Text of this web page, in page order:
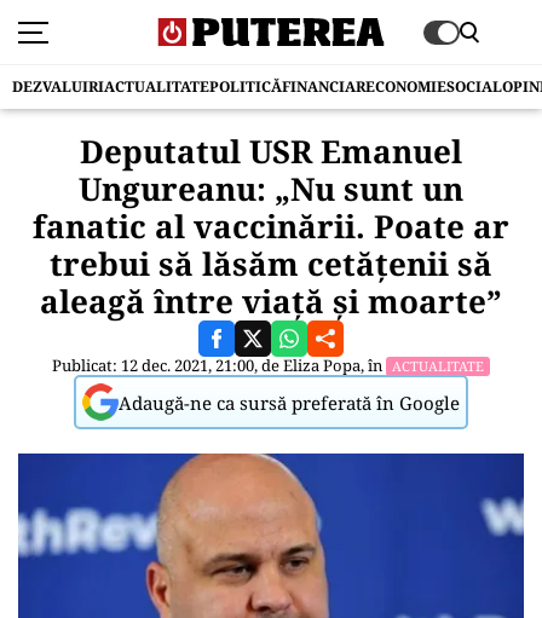
DEZVALUIRIACTUALITATEPOLITICĂFINANCIARECONOMIESOCIAL
Deputatul USR Emanuel
Ungureanu: „Nu sunt un
fanatic al vaccinării. Poate ar
trebui să lăsăm cetățenii să
aleagă între viață și moarte”
Publicat: 12 dec. 2021, 21:00, deEliza Popa, în ACTUALITATE
Adaugă-ne ca sursă preferată în Google